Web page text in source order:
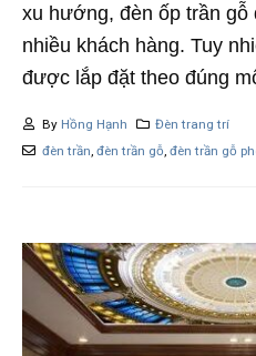
xu hướng, đèn ốp trần
nhiều khách hàng. Tuy
được lắp đặt theo đúng
By Hồng Hạnh
Đèn trang trí
đèn trần đèn trần gỗ đèn trần gỗ